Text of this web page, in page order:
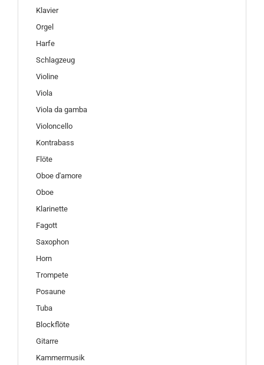
Klavier
Orgel
Harfe
Schlagzeug
Violine
Viola
Viola da gamba
Violoncello
Kontrabass
Flöte
Oboe d'amore
Oboe
Klarinette
Fagott
Saxophon
Horn
Trompete
Posaune
Tuba
Blockflöte
Gitarre
Kammermusik